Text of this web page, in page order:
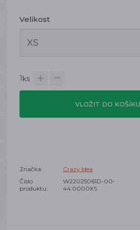
Velikost
1ks
VLOŽIT DO KOŠÍKU
Značka:
Crazy Idea
Číslo
produktu:
W22025061D-00-
44:0000XS